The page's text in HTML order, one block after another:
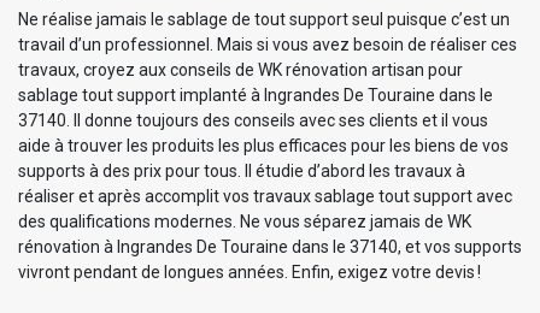
Ne réalise jamais le sablage de tout support seul puisque c’est un
travail d’un professionnel. Mais si vous avez besoin de réaliser ces
travaux, croyez aux conseils de WK rénovation artisan pour
sablage tout support implanté à Ingrandes De Touraine dans le
37140. Il donne toujours des conseils avec ses clients et il vous
aide à trouver les produits les plus efficaces pour les biens de vos
supports à des prix pour tous. Il étudie d’abord les travaux à
réaliser et après accomplit vos travaux sablage tout support avec
des qualifications modernes. Ne vous séparez jamais de WK
rénovation à Ingrandes De Touraine dans le 37140, et vos supports
vivront pendant de longues années. Enfin, exigez votre devis !